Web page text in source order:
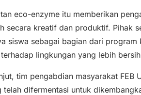
eco-enzyme itu memberikan
secara kreatif dan produktif. Pihak
siswa sebagai bagian dari program
lingkungan yang lebih
tim pengabdian masyarakat FEB
telah difermentasi untuk